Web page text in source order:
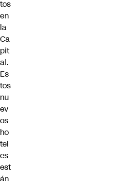
tos
en
la
Ca
pit
al.
Es
tos
nu
ev
os
ho
tel
es
est
án